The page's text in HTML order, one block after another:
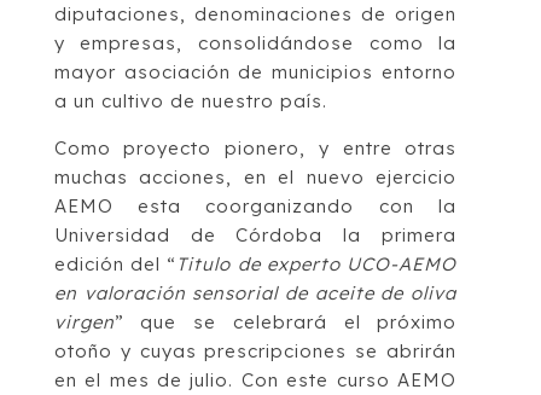
diputaciones, denominaciones de origen
y empresas, consolidándose como la
mayor asociación de municipios entorno
a un cultivo de nuestro país.
Como proyecto pionero, y entre otras
muchas acciones, en el nuevo ejercicio
AEMO esta coorganizando con la
Universidad de Córdoba la primera
edición del “ Titulo de experto UCO-AEMO
en valoración sensorial de aceite de oliva
virgen” que se celebrará el próximo
otoño y cuyas prescripciones se abrirán
en el mes de julio. Con este curso AEMO